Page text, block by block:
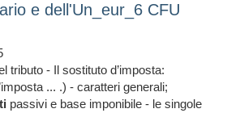
e dell'Un_eur_6 CFU
tributo - Il sostituto d’imposta:
... .) - caratteri generali;
passivi e base imponibile - le singole